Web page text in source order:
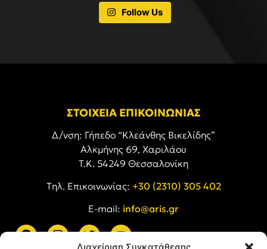
Follow Us
ΣΤΟΙΧΕΙΑ ΕΠΙΚΟΙΝΩΝΙΑΣ
Δ/νση: Γήπεδο “Κλεάνθης Βικελίδης”
Αλκμήνης 69, Χαριλάου
Τ.Κ. 54249 Θεσσαλονίκη
Tηλ. Επικοινωνίας: +30 (2310) 305 402
E-mail: info@aris.gr